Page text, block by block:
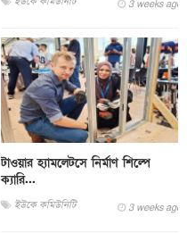
3 weeks ago
টাওয়ার হ্যামলেটসে নির্মাণ শিল্পে
ক্যারি...
ইউকে কমিউনিটি 3 weeks ago